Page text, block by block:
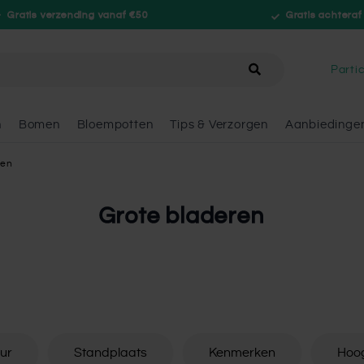
Gratis verzending vanaf €50 Gratis achteraf
Bomen Bloempotten Tips & Verzorgen
Grote bladeren
Standplaats Kenmerken